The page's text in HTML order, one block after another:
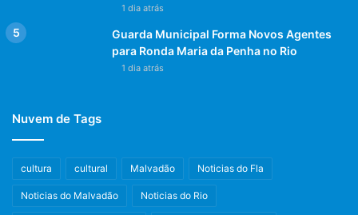
1 dia atrás
Guarda Municipal Forma Novos Agentes
para Ronda Maria da Penha no Rio
1 dia atrás
Nuvem de Tags
cultura cultural Malvadão Noticias do Fla
Noticias do Malvadão Noticias do Rio